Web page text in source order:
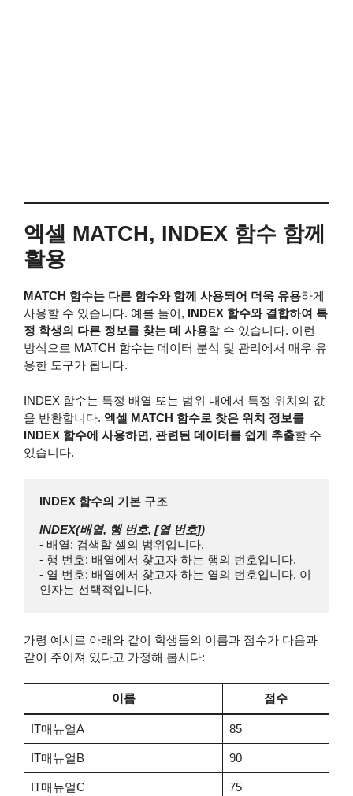
엑셀 MATCH, INDEX 함수 함께
활용
MATCH 함수는 다른 함수와 함께 사용되어 더욱 유용하게
사용할 수 있습니다. 예를 들어, INDEX 함수와 결합하여 특
정 학생의 다른 정보를 찾는 데 사용할 수 있습니다. 이런
방식으로 MATCH 함수는 데이터 분석 및 관리에서 매우 유
용한 도구가 됩니다.
INDEX 함수는 특정 배열 또는 범위 내에서 특정 위치의 값
을 반환합니다. 엑셀 MATCH 함수로 찾은 위치 정보를
INDEX 함수에 사용하면, 관련된 데이터를 쉽게 추출할 수
있습니다.
- 배열: 검색할 셀의 범위입니다.
- 행 번호: 배열에서 찾고자 하는 행의 번호입니다.
- 열 번호: 배열에서 찾고자 하는 열의 번호입니다. 이
인자는 선택적입니다.
가령 예시로 아래와 같이 학생들의 이름과 점수가 다음과
같이 주어져 있다고 가정해 봅시다:
이름 점수
IT매뉴얼A 85
IT매뉴얼B 90
IT매뉴얼C 75